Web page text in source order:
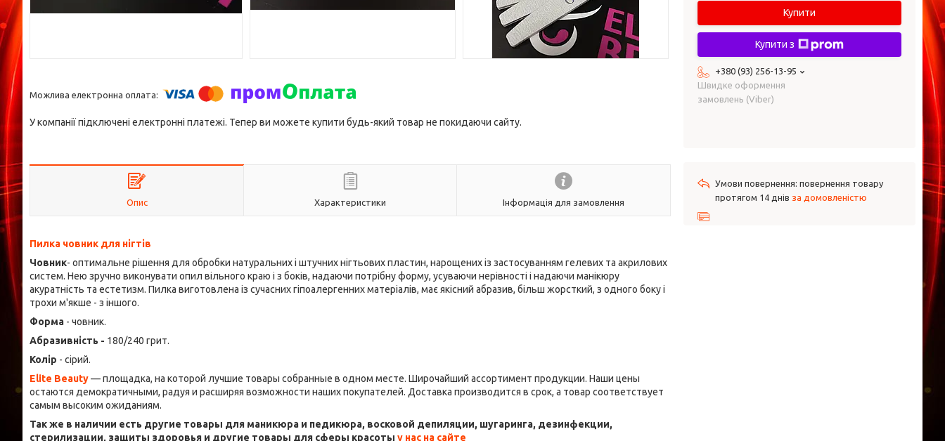
У компанії підключені електронні платежі. Тепер ви можете купити будь-який товар не покидаючи сайту.
Опис Характеристики Інформація для замовлення
Пилка човник для нігтів
Човник- оптимальне рішення для обробки натуральних і штучних нігтьових пластин, нарощених із застосуванням гелевих та акрилових
систем. Нею зручно виконувати опил вільного краю і з боків, надаючи потрібну форму, усуваючи нерівності і надаючи манікюру
акуратність та естетизм. Пилка виготовлена із сучасних гіпоалергенних матеріалів, має якісний абразив, більш жорсткий, з одного боку і
трохи м'якше - з іншого.
Форма - човник.
Абразивність - 180/240 грит.
Колір - сірий.
Elite Beauty— площадка, на которой лучшие товары собранные в одном месте. Широчайший ассортимент продукции. Наши цены
остаются демократичными, радуя и расширяя возможности наших покупателей. Доставка производится в срок, а товар соответствует
самым высоким ожиданиям.
Так же в наличии есть другие товары для маникюра и педикюра, восковой депиляции, шугаринга, дезинфекции,
стерилизации, защиты здоровья и другие товары для сферы красоты у нас на сайте
Купити
Купити з
+380 (93) 256-13-95
Швидке оформення
замовлень (Viber)
повернення товару
протягом 14 днів за домовленістю